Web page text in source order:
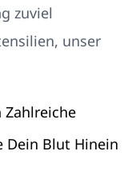
zuviel
unser
Zahlreiche
Dein Blut Hinein